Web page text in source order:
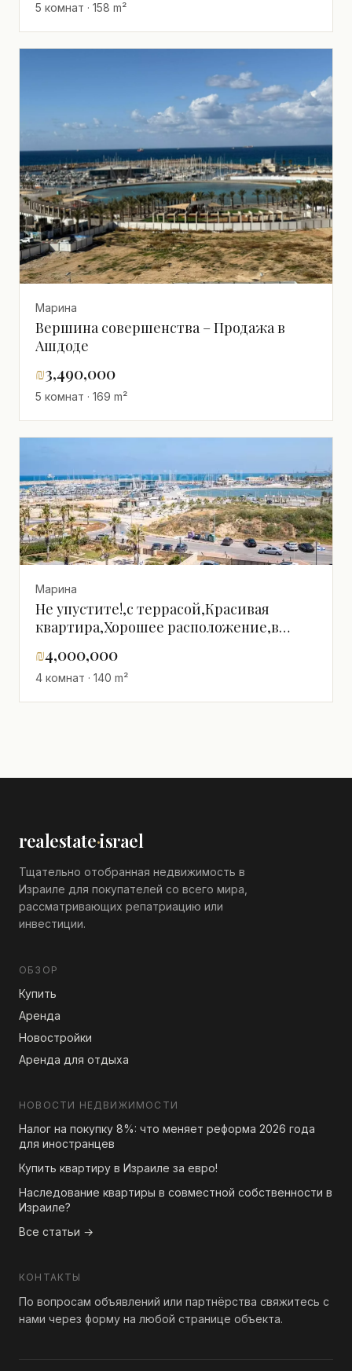
5 комнат · 158 m²
Марина
Вершина совершенства – Продажа в
Ашдоде
₪3,490,000
5 комнат · 169 m²
Марина
Не упустите!,с террасой,Красивая
квартира,Хорошее расположение,в
морем,просторный,Вид на море
₪4,000,000
4 комнат · 140 m²
realestate·israel
Тщательно отобранная недвижимость в
Израиле для покупателей со всего мира,
рассматривающих репатриацию или
инвестиции.
ОБЗОР
Купить
Аренда
Новостройки
Аренда для отдыха
НОВОСТИ НЕДВИЖИМОСТИ
Налог на покупку 8%: что меняет реформа 2026 года
для иностранцев
Купить квартиру в Израиле за евро!
Наследование квартиры в совместной собственности в
Израиле?
Все статьи →
КОНТАКТЫ
По вопросам объявлений или партнёрства свяжитесь с
нами через форму на любой странице объекта.